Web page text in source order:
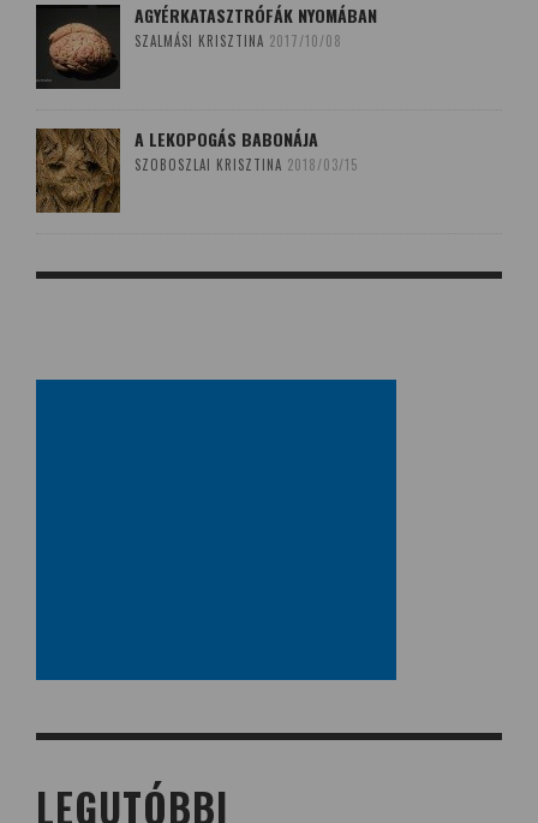
AGYÉRKATASZTRÓFÁK NYOMÁBAN
SZALMÁSI KRISZTINA 2017/10/08
A LEKOPOGÁS BABONÁJA
SZOBOSZLAI KRISZTINA 2018/03/15
LEGUTÓBBI